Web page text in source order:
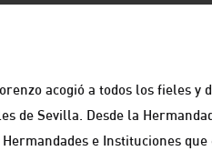
acogió a todos los fieles
de Sevilla. Desde la
e Instituciones